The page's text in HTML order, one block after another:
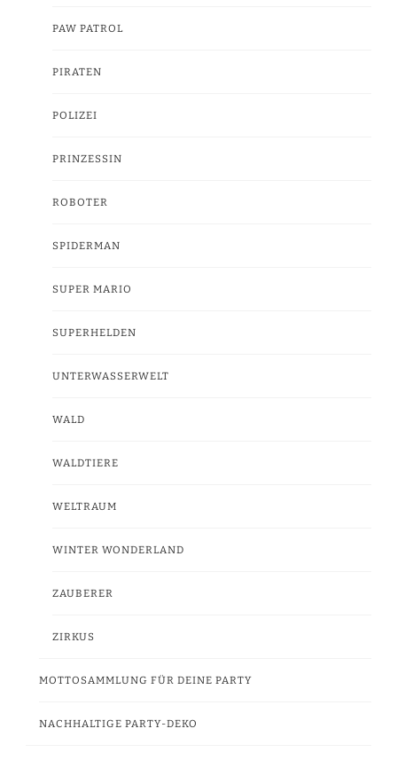
PAW PATROL
PIRATEN
POLIZEI
PRINZESSIN
ROBOTER
SPIDERMAN
SUPER MARIO
SUPERHELDEN
UNTERWASSERWELT
WALD
WALDTIERE
WELTRAUM
WINTER WONDERLAND
ZAUBERER
ZIRKUS
MOTTOSAMMLUNG FÜR DEINE PARTY
NACHHALTIGE PARTY-DEKO